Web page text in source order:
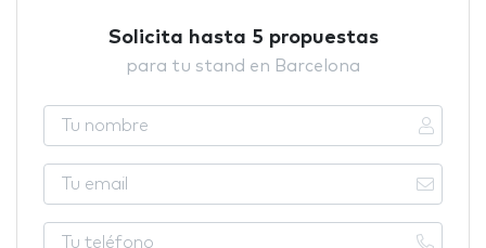
Solicita hasta 5 propuestas
para tu stand en Barcelona